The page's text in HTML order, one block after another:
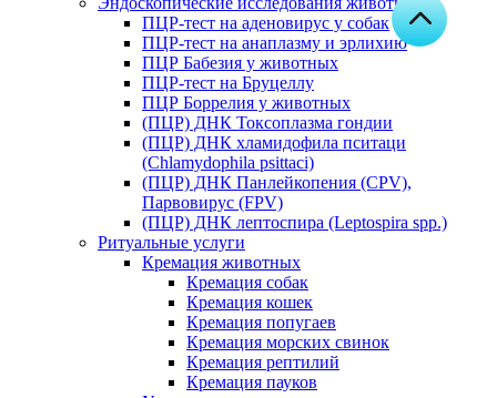
ПЦР-тест на аденовирус у собак
ПЦР-тест на анаплазму и эрлихию
ПЦР Бабезия у животных
ПЦР-тест на Бруцеллу
ПЦР Боррелия у животных
(ПЦР) ДНК Токсоплазма гондии
(ПЦР) ДНК хламидофила пситаци
(Chlamydophila psittaci)
(ПЦР) ДНК Панлейкопения (CPV),
Парвовирус (FPV)
(ПЦР) ДНК лептоспира (Leptospira spp.)
Ритуальные услуги
Кремация животных
Кремация собак
Кремация кошек
Кремация попугаев
Кремация морских свинок
Кремация рептилий
Кремация пауков